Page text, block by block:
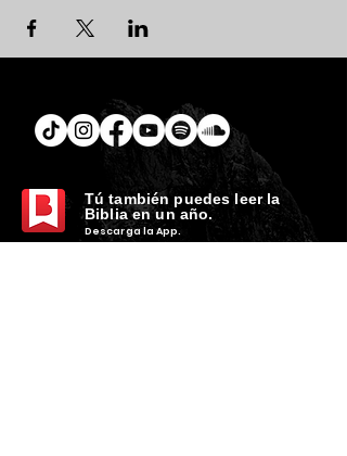
Tú también puedes leer la
Biblia en un año.
Descarga laApp.